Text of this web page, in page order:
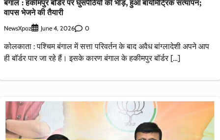
बंगाल : हकीमपुर बॉर्डर पर घुसपैठियों की भीड़, हुआ बायोमेट्रिक सत्यापन;
वापस भेजने की तैयारी
NewsXpoz June 4, 2026 0
कोलकाता : पश्चिम बंगाल में सत्ता परिवर्तन के बाद अवैध बांग्लादेशी अपने आप
ही बॉर्डर पार जा रहे हैं। इसके कारण बंगाल के हकीमपुर बॉर्डर […]